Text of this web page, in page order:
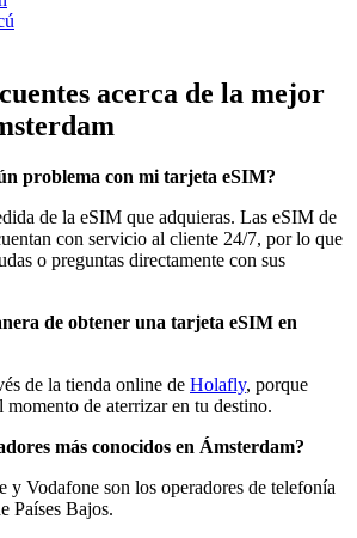
acerca de la mejor
problema con mi tarjeta eSIM?
de la eSIM que adquieras. Las eSIM de
con servicio al cliente 24/7, por lo que
o preguntas directamente con sus
de obtener una tarjeta eSIM en
de la tienda online de Holafly, porque
momento de aterrizar en tu destino.
más conocidos en Ámsterdam?
Vodafone son los operadores de telefonía
Países Bajos.